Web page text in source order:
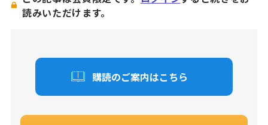
読みいただけます。
購読のご案内はこちら